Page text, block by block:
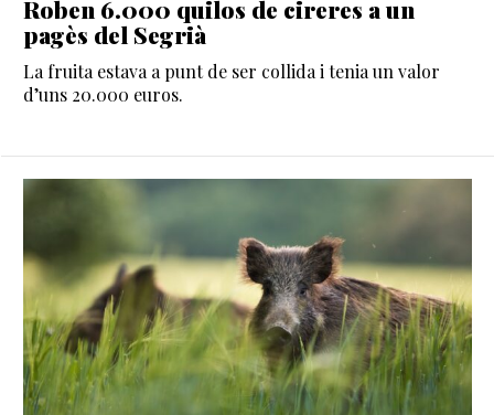
Roben 6.000 quilos de cireres a un
pagès del Segrià
La fruita estava a punt de ser collida i tenia un valor
d’uns 20.000 euros.